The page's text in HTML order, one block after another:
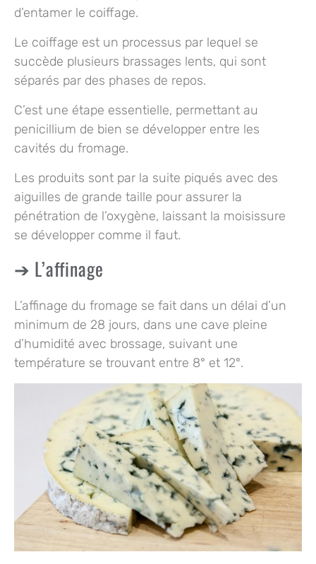
d’entamer le coiffage.
Le coiffage est un processus par lequel se
succède plusieurs brassages lents, qui sont
séparés par des phases de repos.
C’est une étape essentielle, permettant au
penicillium de bien se développer entre les
cavités du fromage.
Les produits sont par la suite piqués avec des
aiguilles de grande taille pour assurer la
pénétration de l’oxygène, laissant la moisissure
se développer comme il faut.
L’affinage
L’affinage du fromage se fait dans un délai d’un
minimum de 28 jours, dans une cave pleine
d’humidité avec brossage, suivant une
température se trouvant entre 8° et 12°.